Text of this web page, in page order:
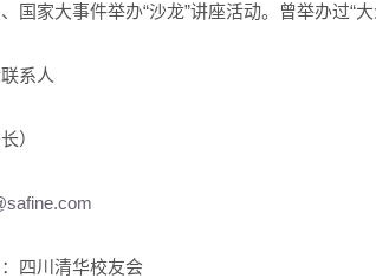
国家大事件举办“沙龙”讲座活动。曾举办过“
系人
）
四川清华校友会